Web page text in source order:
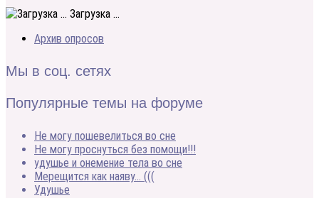
Загрузка ...
Архив опросов
Мы в соц. сетях
Популярные темы на форуме
Не могу пошевелиться во сне
Не могу проснуться без помощи!!!
удушье и онемение тела во сне
Мерещится как наяву… (((
Удушье